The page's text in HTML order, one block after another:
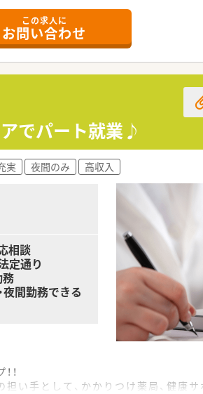
援していきます。
ます。
るよう変更予定です。
この求人に
お問い合わせ
でパート就業♪
実 夜間のみ 高収入
相談
定通り
間勤務できる
！
い手として、かかりつけ薬局、健康サ